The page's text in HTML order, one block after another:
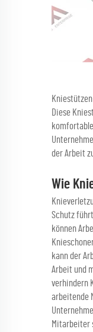
Diese
der Arbeit
Wie
Schutz
können
kann der
Arbeit und
verhindern
arbeitende
Mitarbeiter